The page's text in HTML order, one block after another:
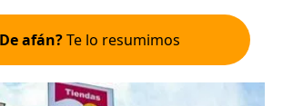
afán?Te lo resumimos